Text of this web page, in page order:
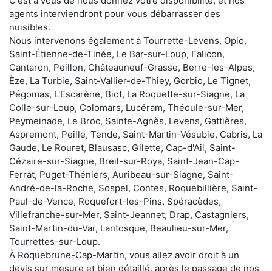
agents interviendront pour vous débarrasser des
nuisibles.
Nous intervenons également à Tourrette-Levens, Opio,
Saint-Étienne-de-Tinée, Le Bar-sur-Loup, Falicon,
Cantaron, Peillon, Châteauneuf-Grasse, Berre-les-Alpes,
Èze, La Turbie, Saint-Vallier-de-Thiey, Gorbio, Le Tignet,
Pégomas, L'Escarène, Biot, La Roquette-sur-Siagne, La
Colle-sur-Loup, Colomars, Lucéram, Théoule-sur-Mer,
Peymeinade, Le Broc, Sainte-Agnès, Levens, Gattières,
Aspremont, Peille, Tende, Saint-Martin-Vésubie, Cabris, La
Gaude, Le Rouret, Blausasc, Gilette, Cap-d'Ail, Saint-
Cézaire-sur-Siagne, Breil-sur-Roya, Saint-Jean-Cap-
Ferrat, Puget-Théniers, Auribeau-sur-Siagne, Saint-
André-de-la-Roche, Sospel, Contes, Roquebillière, Saint-
Paul-de-Vence, Roquefort-les-Pins, Spéracèdes,
Villefranche-sur-Mer, Saint-Jeannet, Drap, Castagniers,
Saint-Martin-du-Var, Lantosque, Beaulieu-sur-Mer,
Tourrettes-sur-Loup.
À Roquebrune-Cap-Martin, vous allez avoir droit à un
devis sur mesure et bien détaillé, après le passage de nos